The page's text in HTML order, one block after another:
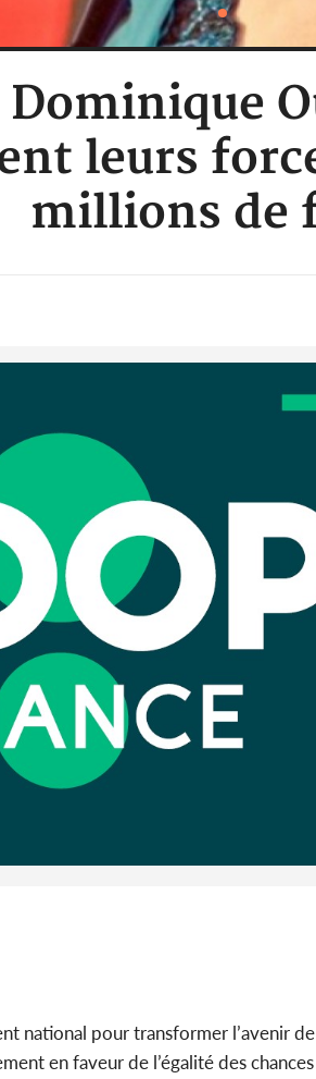
leurs
millions de
national pour transformer l’avenir
en faveur de l’égalité des